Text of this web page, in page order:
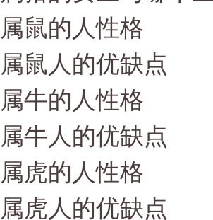
属鼠的人性格
属鼠人的优缺点
属牛的人性格
属牛人的优缺点
属虎的人性格
属虎人的优缺点